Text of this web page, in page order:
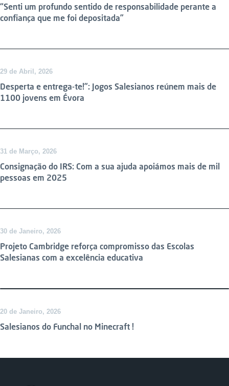
“Senti um profundo sentido de responsabilidade perante a
confiança que me foi depositada”
29 de Abril, 2026
Desperta e entrega-te!”: Jogos Salesianos reúnem mais de
1100 jovens em Évora
31 de Março, 2026
Consignação do IRS: Com a sua ajuda apoiámos mais de mil
pessoas em 2025
30 de Janeiro, 2026
Projeto Cambridge reforça compromisso das Escolas
Salesianas com a excelência educativa
20 de Janeiro, 2026
Salesianos do Funchal no Minecraft !